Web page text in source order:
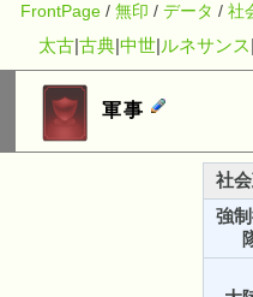
FrontPage / 無印 / データ / 社
太古 古典 中世 ルネサンス
軍事
社
強